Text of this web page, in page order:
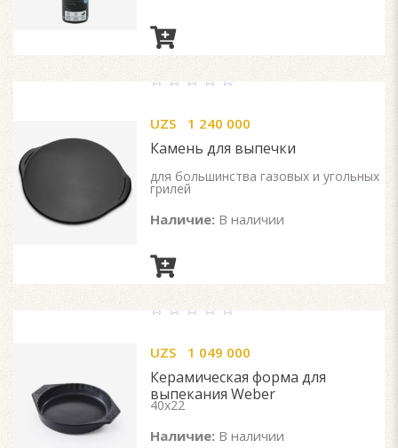
of
UZS 1 240 000
Камень для выпечки
для большинства газовых и угольных
грилей
Наличие: В наличии
of
UZS 1 049 000
Керамическая форма для
выпекания Weber
40х22
Наличие: В наличии